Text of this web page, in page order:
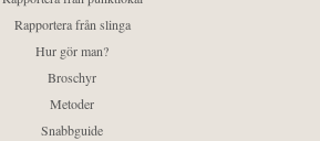
Rapportera från slinga
Hur gör man?
Broschyr
Metoder
Snabbguide